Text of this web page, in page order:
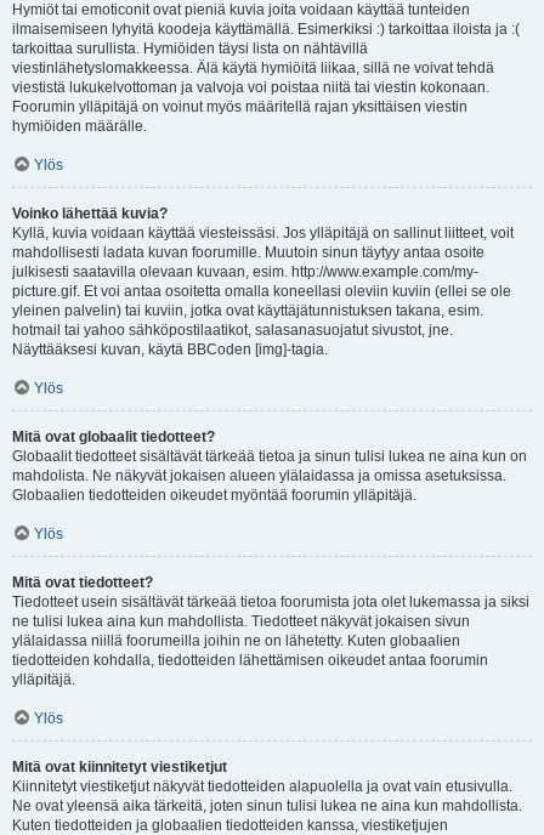
Hymiöt tai emoticonit ovat pieniä kuvia joita voidaan käyttää tunteiden
ilmaisemiseen lyhyitä koodeja käyttämällä. Esimerkiksi :) tarkoittaa iloista ja :(
tarkoittaa surullista. Hymiöiden täysi lista on nähtävillä
viestinlähetyslomakkeessa. Älä käytä hymiöitä liikaa, sillä ne voivat tehdä
viestistä lukukelvottoman ja valvoja voi poistaa niitä tai viestin kokonaan.
Foorumin ylläpitäjä on voinut myös määritellä rajan yksittäisen viestin
hymiöiden määrälle.
Ylös
Voinko lähettää kuvia?
Kyllä, kuvia voidaan käyttää viesteissäsi. Jos ylläpitäjä on sallinut liitteet, voit
mahdollisesti ladata kuvan foorumille. Muutoin sinun täytyy antaa osoite
julkisesti saatavilla olevaan kuvaan, esim. http://www.example.com/my-
picture.gif. Et voi antaa osoitetta omalla koneellasi oleviin kuviin (ellei se ole
yleinen palvelin) tai kuviin, jotka ovat käyttäjätunnistuksen takana, esim.
hotmail tai yahoo sähköpostilaatikot, salasanasuojatut sivustot, jne.
Näyttääksesi kuvan, käytä BBCoden [img]-tagia.
Ylös
Mitä ovat globaalit tiedotteet?
Globaalit tiedotteet sisältävät tärkeää tietoa ja sinun tulisi lukea ne aina kun on
mahdolista. Ne näkyvät jokaisen alueen ylälaidassa ja omissa asetuksissa.
Globaalien tiedotteiden oikeudet myöntää foorumin ylläpitäjä.
Ylös
Mitä ovat tiedotteet?
Tiedotteet usein sisältävät tärkeää tietoa foorumista jota olet lukemassa ja siksi
ne tulisi lukea aina kun mahdollista. Tiedotteet näkyvät jokaisen sivun
ylälaidassa niillä foorumeilla joihin ne on lähetetty. Kuten globaalien
tiedotteiden kohdalla, tiedotteiden lähettämisen oikeudet antaa foorumin
ylläpitäjä.
Ylös
Mitä ovat kiinnitetyt viestiketjut
Kiinnitetyt viestiketjut näkyvät tiedotteiden alapuolella ja ovat vain etusivulla.
Ne ovat yleensä aika tärkeitä, joten sinun tulisi lukea ne aina kun mahdollista.
Kuten tiedotteiden ja globaalien tiedotteiden kanssa, viestiketjujen